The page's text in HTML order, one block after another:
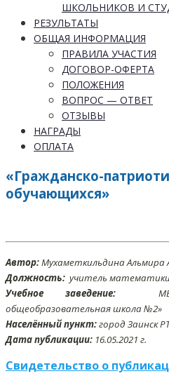
ШКОЛЬНИКОВ И
РЕЗУЛЬТАТЫ
ОБЩАЯ ИНФОРМАЦИЯ
ПРАВИЛА УЧАСТИЯ
ДОГОВОР-ОФЕРТА
ПОЛОЖЕНИЯ
ВОПРОС — ОТВЕТ
ОТЗЫВЫ
НАГРАДЫ
ОПЛАТА
«Гражданско-
обучающихся»
Автор:Мухаметкильдина Альмира
Должность: учитель
Учебное заведение:МБОУ
общеобразовательная школа №2»
Населённый пункт:город Заинск
Дата публикации: 16.05.2021 г.
Свидетельство о